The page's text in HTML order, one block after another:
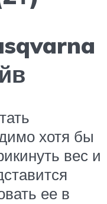
хотя бы
вес и
ее в